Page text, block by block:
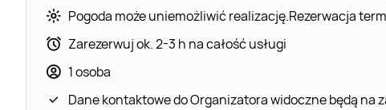
Pogoda może uniemożliwić realizację.Rezerwacja
Zarezerwuj ok. 2-3 h na całość usługi
1 osoba
Dane kontaktowe do Organizatora widoczne będą na